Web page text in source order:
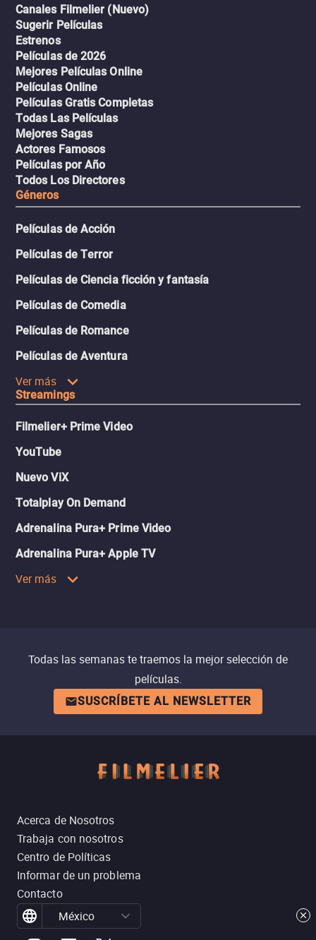
Canales Filmelier (Nuevo)
Sugerir Películas
Estrenos
Películas de 2026
Mejores Películas Online
Películas Online
Películas Gratis Completas
Todas Las Películas
Mejores Sagas
Actores Famosos
Películas por Año
Todos Los Directores
Géneros
Películas de Acción
Películas de Terror
Películas de Ciencia ficción y fantasía
Películas de Comedia
Películas de Romance
Películas de Aventura
Ver más
Streamings
Filmelier+ Prime Video
YouTube
Nuevo ViX
Totalplay On Demand
Adrenalina Pura+ Prime Video
Adrenalina Pura+ Apple TV
Ver más
Todas las semanas te traemos la mejor selección de
películas.
SUSCRÍBETE AL NEWSLETTER
Acerca de Nosotros
Trabaja con nosotros
Centro de Políticas
Informar de un problema
Contacto
México